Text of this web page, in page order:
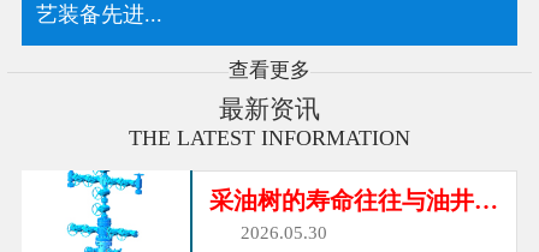
艺装备先进...
查看更多
最新资讯
THE LATEST INFORMATION
采油树的寿命往往与油井的寿命相同
2026.05.30